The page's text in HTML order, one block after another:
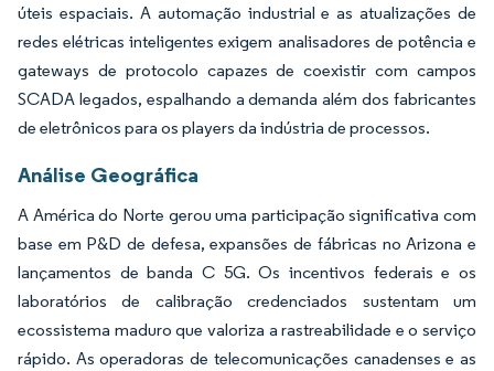
úteis espaciais. A automação industrial e as atualizações de
redes elétricas inteligentes exigem analisadores de potência e
gateways de protocolo capazes de coexistir com campos
SCADA legados, espalhando a demanda além dos fabricantes
de eletrônicos para os players da indústria de processos.
Análise Geográfica
A América do Norte gerou uma participação significativa com
base em P&D de defesa, expansões de fábricas no Arizona e
lançamentos de banda C 5G. Os incentivos federais e os
laboratórios de calibração credenciados sustentam um
ecossistema maduro que valoriza a rastreabilidade e o serviço
rápido. As operadoras de telecomunicações canadenses e as